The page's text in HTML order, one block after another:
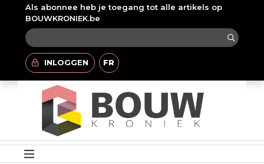
Als abonnee heb je toegang tot alle artikels op
BOUWKRONIEK.be
INLOGGEN FR